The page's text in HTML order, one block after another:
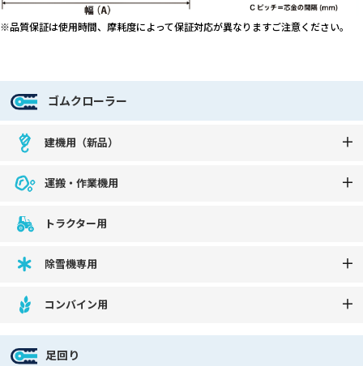
※品質保証は使用時間、摩耗度によって保証対応が異なりますご注意ください。
ゴムクローラー
建機用（新品）
運搬・作業機用
トラクター用
除雪機専用
コンバイン用
足回り